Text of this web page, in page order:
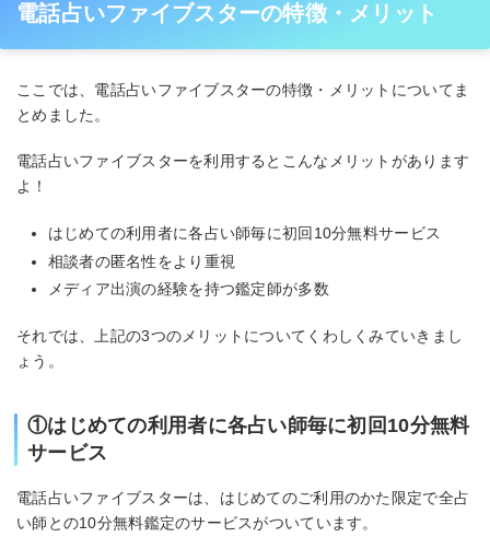
電話占いファイブスターの特徴・メリット
ここでは、電話占いファイブスターの特徴・メリットについてま
とめました。
電話占いファイブスターを利用するとこんなメリットがあります
よ！
はじめての利用者に各占い師毎に初回10分無料サービス
相談者の匿名性をより重視
メディア出演の経験を持つ鑑定師が多数
それでは、上記の3つのメリットについてくわしくみていきまし
ょう。
①はじめての利用者に各占い師毎に初回10分無料
サービス
電話占いファイブスターは、はじめてのご利用のかた限定で全占
い師との10分無料鑑定のサービスがついています。